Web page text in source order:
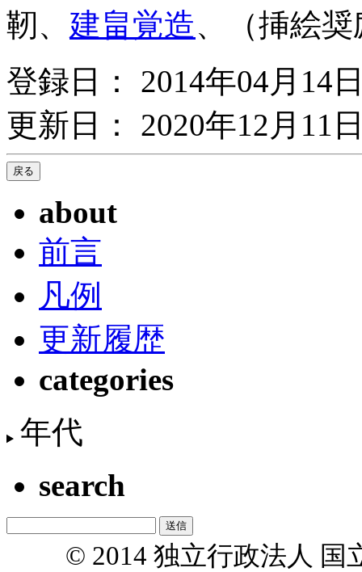
靭、 建畠覚造、（挿絵
登録日： 2014年04月14
更新日： 2020年12月11
about
前言
凡例
更新履歴
categories
年代
search
© 2014 独立行政法人 国